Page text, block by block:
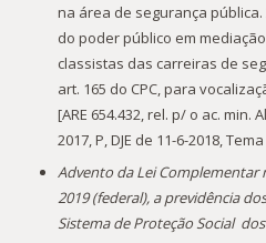
na área de segurança
do poder público em
classistas das carreiras de
art. 165 do CPC, para
[ARE 654.432, rel. p/ o ac. min.
2017, P, DJE de 11-6-2018,
Advento da Lei Complementar
2019 (federal), a previdência
Sistema de Proteção Social